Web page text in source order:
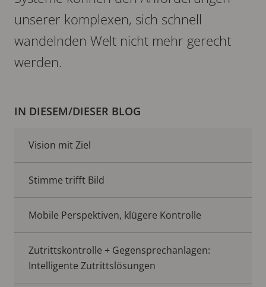
unserer komplexen, sich schnell
wandelnden Welt nicht mehr gerecht
werden.
IN DIESEM/DIESER BLOG
Vision mit Ziel
Stimme trifft Bild
Mobile Perspektiven, klügere Kontrolle
Zutrittskontrolle + Gegensprechanlagen:
Intelligente Zutrittslösungen